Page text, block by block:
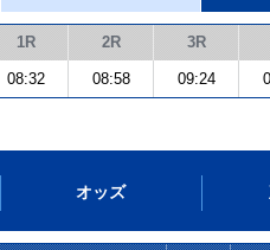
1R 2R 3R
08:32 08:58 09:24
オッズ